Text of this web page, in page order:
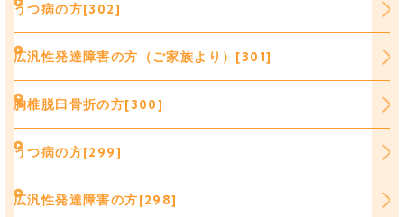
うつ病の方[302]
広汎性発達障害の方（ご家族より）[301]
胸椎脱臼骨折の方[300]
うつ病の方[299]
広汎性発達障害の方[298]